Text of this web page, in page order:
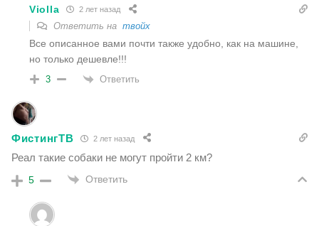
Violla 2 лет назад
Ответить на твойх
Все описанное вами почти также удобно, как на машине,
но только дешевле!!!
3 Ответить
ФистингТВ 2 лет назад
Реал такие собаки не могут пройти 2 км?
5 Ответить